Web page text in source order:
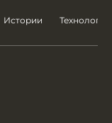
Истории Технологии